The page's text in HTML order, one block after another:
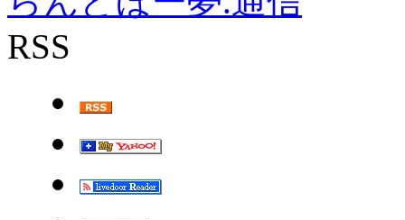
RSS